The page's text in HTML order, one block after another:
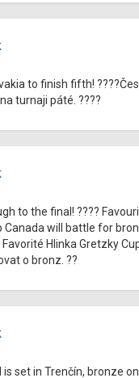
to finish fifth!
turnaji páté. ????
to the final! ????
Canada will battle for
Hlinka Gretzky
o bronz. ??
set in Trenčín, bronze